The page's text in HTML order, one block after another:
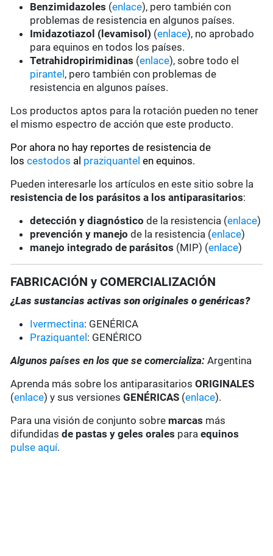
Benzimidazoles (enlace), pero también con
problemas de resistencia en algunos países.
Imidazotiazol (levamisol) (enlace), no aprobado
para equinos en todos los países.
Tetrahidropirimidinas (enlace), sobre todo el
pirantel , pero también con problemas de
resistencia en algunos países.
Los productos aptos para la rotación pueden no tener
el mismo espectro de acción que este producto.
Por ahora no hay reportes de resistencia de
loscestodos al praziquantel en equinos.
Pueden interesarle los artículos en este sitio sobre la
resistencia de los parásitos a los antiparasitarios:
detección y diagnóstico de la resistencia (enlace)
prevención y manejo de la resistencia (enlace)
manejo integrado de parásitos (MIP) (enlace)
FABRICACIÓN y COMERCIALIZACIÓN
¿Las sustancias activas son originales o genéricas?
Ivermectina: GENÉRICA
Praziquantel : GENÉRICO
Algunos países en los que se comercializa:Argentina
Aprenda más sobre los antiparasitariosORIGINALES
(enlace) y sus versionesGENÉRICAS (enlace).
Para una visión de conjunto sobre marcas más
difundidas de pastas y geles orales paraequinos
pulse aquí.